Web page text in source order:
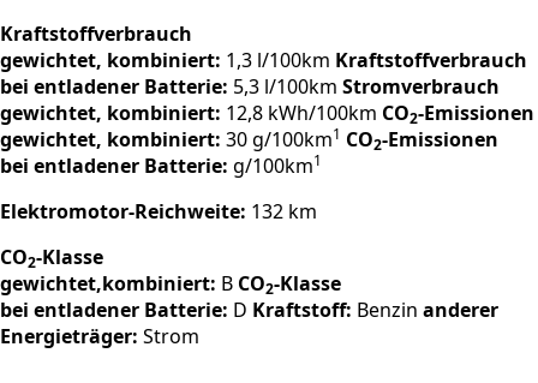
Kraftstoffverbrauch
gewichtet, kombiniert: 1,3 l/100km Kraftstoffverbrauch
bei entladener Batterie: 5,3 l/100km Stromverbrauch
gewichtet, kombiniert: 12,8 kWh/100km CO2-Emissionen
gewichtet, kombiniert: 30 g/100km1 CO2-Emissionen
bei entladener Batterie: g/100km1
Elektromotor-Reichweite: 132 km
CO2-Klasse
gewichtet,kombiniert: B CO2-Klasse
bei entladener Batterie: D Kraftstoff: Benzin anderer
Energieträger: Strom